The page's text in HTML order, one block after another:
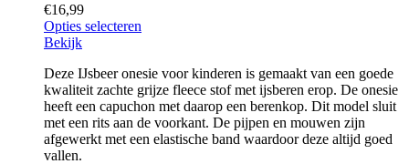
€16,99
Opties selecteren
Bekijk
Deze IJsbeer onesie voor kinderen is gemaakt van een goede
kwaliteit zachte grijze fleece stof met ijsberen erop. De onesie
heeft een capuchon met daarop een berenkop. Dit model sluit
met een rits aan de voorkant. De pijpen en mouwen zijn
afgewerkt met een elastische band waardoor deze altijd goed
vallen.